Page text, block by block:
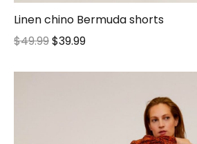
Linen chino Bermuda shorts
$49.99$39.99